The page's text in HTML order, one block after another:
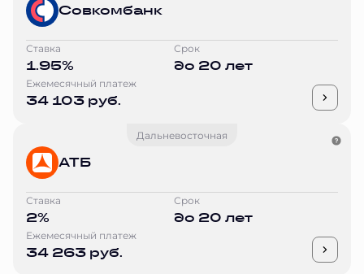
Совкомбанк
Ставка
1.95%
Срок
до 20 лет
Ежемесячный платеж
34 103 руб.
Дальневосточная
АТБ
Ставка
2%
Срок
до 20 лет
Ежемесячный платеж
34 263 руб.